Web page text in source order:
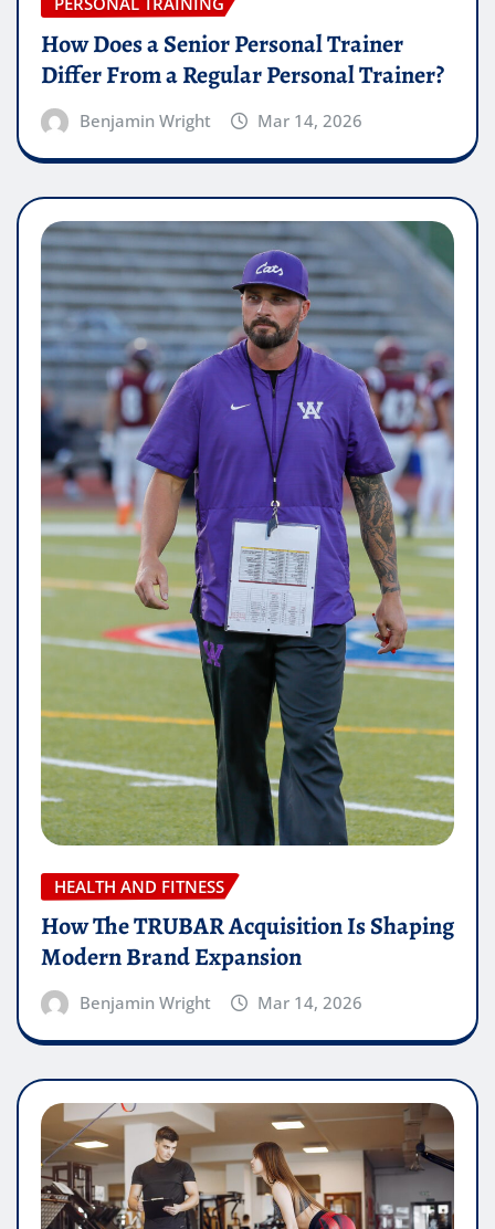
How Does a Senior Personal Trainer
Differ From a Regular Personal Trainer?
Benjamin Wright Mar 14, 2026
HEALTH AND FITNESS
How The TRUBAR Acquisition Is Shaping
Modern Brand Expansion
Benjamin Wright Mar 14, 2026